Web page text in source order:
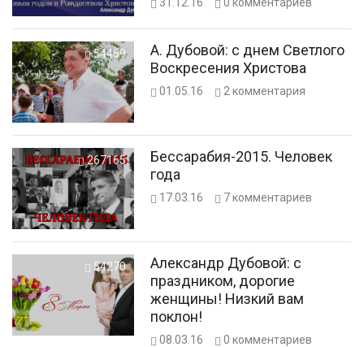
54459
А. Дубовой: с днем Светлого
Воскресения Христова
01.05.16 2 комментария
267165
Бессарабия-2015. Человек
года
17.03.16 7комментариев
54270
Александр Дубовой: с
праздником, дорогие
женщины! Низкий вам
поклон!
08.03.16 0 комментариев